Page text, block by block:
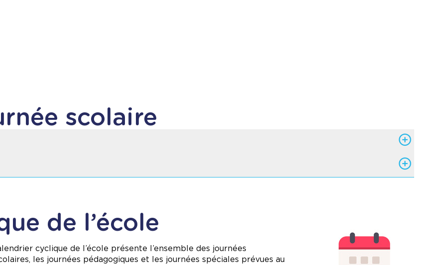
scolaire
de l’école
cyclique de l’école présente l’ensemble des journées
les journées pédagogiques et les journées spéciales prévues au